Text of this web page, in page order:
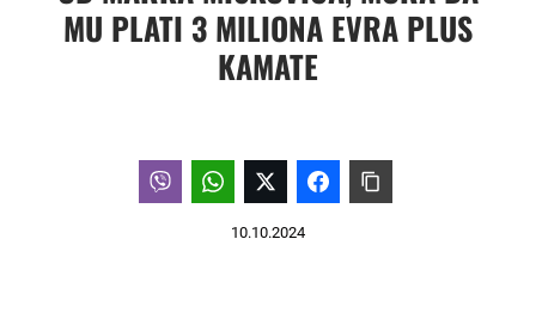
MU PLATI 3 MILIONA EVRA PLUS
KAMATE
10.10.2024